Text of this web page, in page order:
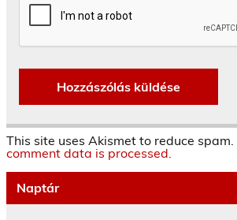
This site uses Akismet to reduce spam.
comment data is processed.
Naptár